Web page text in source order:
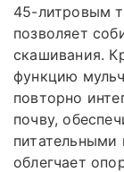
45-литровым
позволяет
скашивания.
функцию
повторно
почву,
облегчает